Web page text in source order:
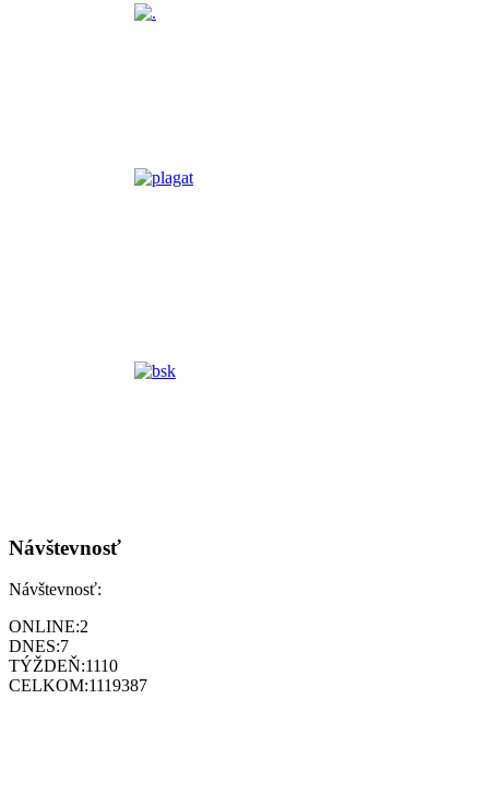
Návštevnosť
Návštevnosť:
ONLINE:2
DNES:7
TÝŽDEŇ:1110
CELKOM:1119387